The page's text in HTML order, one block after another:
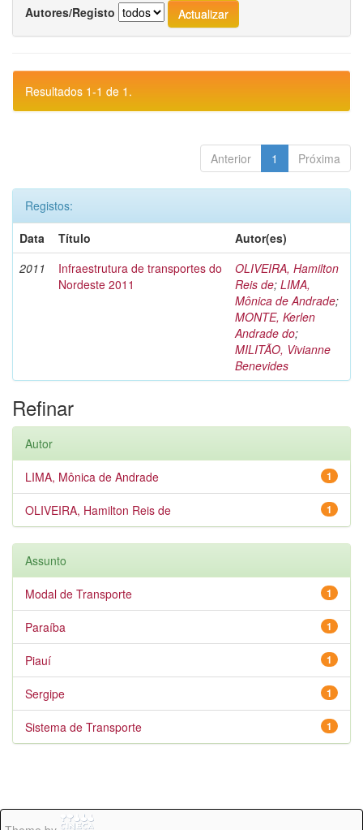
Autores/Registo
Resultados 1-1 de 1.
Anterior 1 Próxima
Registos:
Data
Título
Autor(es)
2011
Infraestrutura de transportes do
Nordeste 2011
OLIVEIRA, Hamilton
Reis de; LIMA,
Mônica de Andrade;
MONTE, Kerlen
Andrade do;
MILITÃO, Vivianne
Benevides
Refinar
Autor
1
LIMA, Mônica de Andrade
1
OLIVEIRA, Hamilton Reis de
Assunto
1
Modal de Transporte
1
Paraíba
1
Piauí
1
Sergipe
1
Sistema de Transporte